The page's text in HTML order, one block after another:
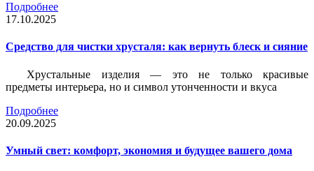
Подробнее
17.10.2025
Средство для чистки хрусталя: как вернуть блеск и сияние
Хрустальные изделия — это не только красивые
предметы интерьера, но и символ утонченности и вкуса
Подробнее
20.09.2025
Умный свет: комфорт, экономия и будущее вашего дома